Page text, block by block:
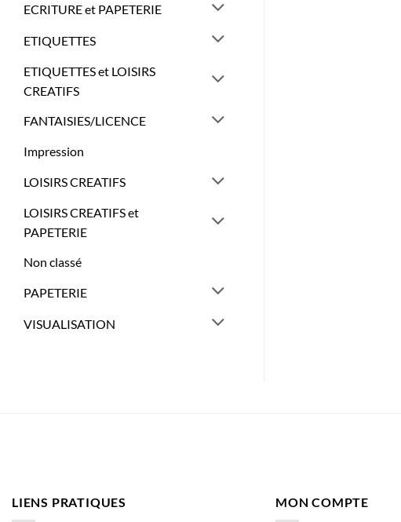
ECRITURE et PAPETERIE
ETIQUETTES
ETIQUETTES et LOISIRS
CREATIFS
FANTAISIES/LICENCE
Impression
LOISIRS CREATIFS
LOISIRS CREATIFS et
PAPETERIE
Non classé
PAPETERIE
VISUALISATION
LIENS PRATIQUES MON COMPTE